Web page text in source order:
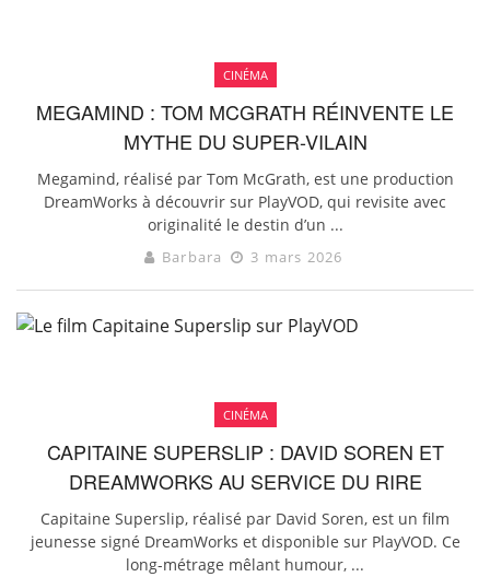
CINÉMA
MEGAMIND : TOM MCGRATH RÉINVENTE LE
MYTHE DU SUPER-VILAIN
Megamind, réalisé par Tom McGrath, est une production
DreamWorks à découvrir sur PlayVOD, qui revisite avec
originalité le destin d’un ...
Barbara 3 mars 2026
CINÉMA
CAPITAINE SUPERSLIP : DAVID SOREN ET
DREAMWORKS AU SERVICE DU RIRE
Capitaine Superslip, réalisé par David Soren, est un film
jeunesse signé DreamWorks et disponible sur PlayVOD. Ce
long-métrage mêlant humour, ...